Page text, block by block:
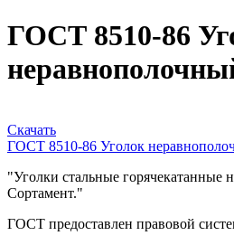
ГОСТ 8510-86
Скачать
ГОСТ 8510-86 Уголок
"Уголки стальные горячекатанные
Сортамент."
ГОСТ предоставлен правовой